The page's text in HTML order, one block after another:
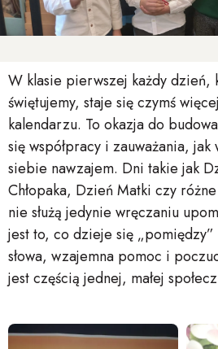
W klasie pierwszej każdy dzień,
świętujemy, staje się czymś
kalendarzu. To okazja do
się współpracy i zauważania, jak
siebie nawzajem. Dni takie jak
Chłopaka, Dzień Matki czy
nie służą jedynie wręczaniu
jest to, co dzieje się
słowa, wzajemna pomoc i
jest częścią jednej, małej